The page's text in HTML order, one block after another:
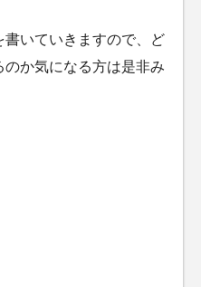
書いていきますので、ど
か気になる方は是非み